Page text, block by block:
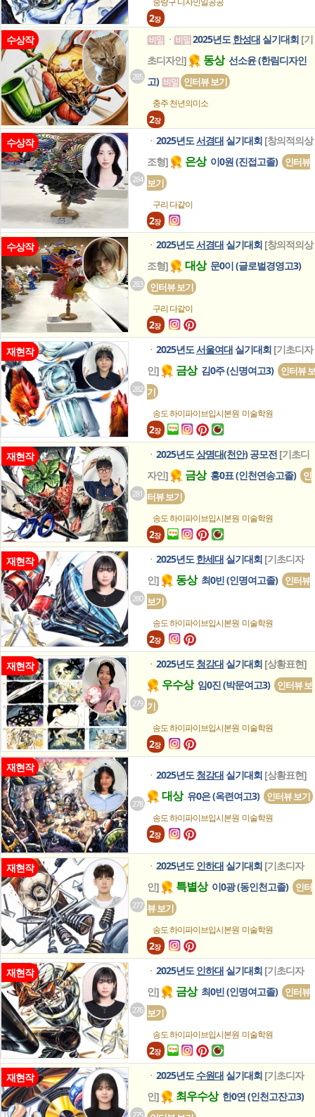
2장
수상작
285
ㆍ 2025년도 한성대 실기대회 [기
초디자인]
동상선소윤 (한림디자인
고)
인터뷰 보기
충주 천년의미소
2장
수상작
284
ㆍ 2025년도서경대 실기대회 [창의적의상
조형]
은상이0원 (진접고졸)
인터뷰
보기
구리 다같이
2장
수상작
283
ㆍ 2025년도서경대 실기대회 [창의적의상
조형]
대상문0이 (글로벌경영고3)
인터뷰 보기
구리 다같이
2장
재현작
282
ㆍ 2025년도서울여대 실기대회 [기초디자
인]
금상김0주 (신명여고3)
인터뷰 보
기
송도 하이파이브입시본원 미술학원
2장
재현작
281
ㆍ 2025년도상명대(천안) 공모전 [기초디
자인]
금상홍0표 (인천연송고졸)
인
터뷰 보기
송도 하이파이브입시본원 미술학원
2장
재현작
280
ㆍ 2025년도 한세대 실기대회 [기초디자
인]
동상최0빈 (인명여고졸)
인터뷰
보기
송도 하이파이브입시본원 미술학원
2장
재현작
279
ㆍ 2025년도 청강대 실기대회 [상황표현]
우수상임0진 (박문여고3)
인터뷰 보
기
송도 하이파이브입시본원 미술학원
2장
재현작
278
ㆍ 2025년도 청강대 실기대회 [상황표현]
대상유0은 (옥련여고3) 인터뷰 보기
송도 하이파이브입시본원 미술학원
2장
재현작
277
ㆍ 2025년도 인하대 실기대회 [기초디자
인]
특별상이0광 (동인천고졸)
인터
뷰 보기
송도 하이파이브입시본원 미술학원
2장
재현작
276
ㆍ 2025년도 인하대 실기대회 [기초디자
인]
금상최0빈 (인명여고졸)
인터뷰
보기
송도 하이파이브입시본원 미술학원
2장
재현작
275
ㆍ 2025년도 수원대 실기대회 [기초디자
인]
최우수상한0연 (인천고잔고3)